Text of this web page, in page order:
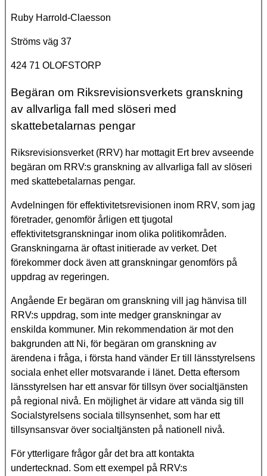
Ruby Harrold-Claesson
Ströms väg 37
424 71 OLOFSTORP
Begäran om Riksrevisionsverkets granskning
av allvarliga fall med slöseri med
skattebetalarnas pengar
Riksrevisionsverket (RRV) har mottagit Ert brev avseende
begäran om RRV:s granskning av allvarliga fall av slöseri
med skattebetalarnas pengar.
Avdelningen för effektivitetsrevisionen inom RRV, som jag
företrader, genomför årligen ett tjugotal
effektivitetsgranskningar inom olika politikområden.
Granskningarna är oftast initierade av verket. Det
förekommer dock även att granskningar genomförs på
uppdrag av regeringen.
Angående Er begäran om granskning vill jag hänvisa till
RRV:s uppdrag, som inte medger granskningar av
enskilda kommuner. Min rekommendation är mot den
bakgrunden att Ni, för begäran om granskning av
ärendena i fråga, i första hand vänder Er till länsstyrelsens
sociala enhet eller motsvarande i länet. Detta eftersom
länsstyrelsen har ett ansvar för tillsyn över socialtjänsten
på regional nivå. En möjlighet är vidare att vända sig till
Socialstyrelsens sociala tillsynsenhet, som har ett
tillsynsansvar över socialtjänsten på nationell nivå.
För ytterligare frågor går det bra att kontakta
undertecknad. Som ett exempel på RRV:s